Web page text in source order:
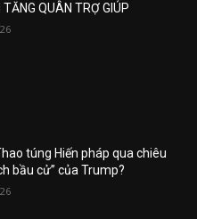
TĂNG QUÂN TRỢ GIÚP
túng Hiến pháp qua chiêu
bầu cử” của Trump?